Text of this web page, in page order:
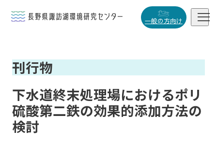


研究活動

データベース

一般の方向け 
刊行物
下水道終末処理場におけるポリ
硫酸第二鉄の効果的添加方法の
検討